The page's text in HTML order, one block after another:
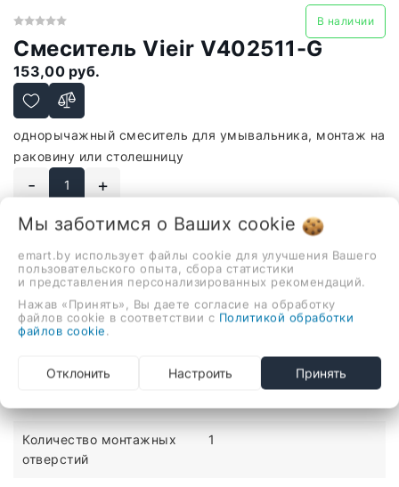
В наличии
Смеситель Vieir V402511-G
153,00 руб.
однорычажный смеситель для умывальника, монтаж на
раковину или столешницу
- +
В корзину
Описание Отзывы
однорычажный смеситель для умывальника, монтаж на
ХАРАКТЕРИСТИКИ
Количество монтажных
отверстий
1
Мы заботимся о Ваших cookie
emart.by использует файлы cookie для улучшения Вашего
пользовательского опыта, сбора статистики
и представления персонализированных рекомендаций.
Нажав «Принять», Вы даете согласие на обработку
файлов cookie в соответствии с Политикой обработки
файлов cookie
Отклонить Настроить Принять